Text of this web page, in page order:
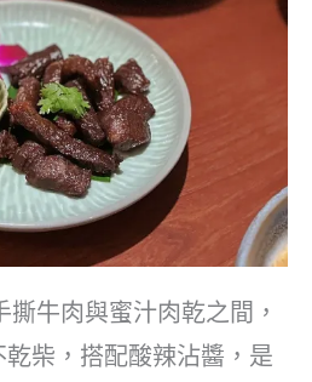
牛肉與蜜汁肉乾之間，
柴，搭配酸辣沾醬，是